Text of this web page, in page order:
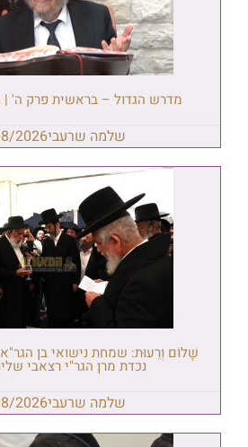
מדרש הגדול – בראשית פרק ה' |
שלמה שרעבי2026
שָׁלוֹם וְרֵעוּת: שמחת נישואי בן
נכדת מרן הגר"י רצאבי
שלמה שרעבי2026